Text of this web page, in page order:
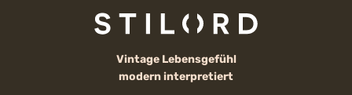
Vintage Lebensgefühl
modern interpretiert